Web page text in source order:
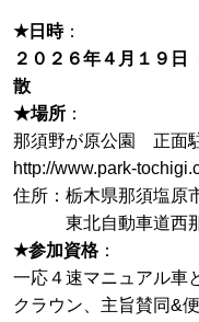
★日時：
２０２６年４月１９日
散
★場所 ：
那須野が原公園 正面
http://www.park-
住所：栃木県那須塩原
東北自動車道西那
★参加資格：
一応４速マニュアル車
クラウン、主旨賛同&